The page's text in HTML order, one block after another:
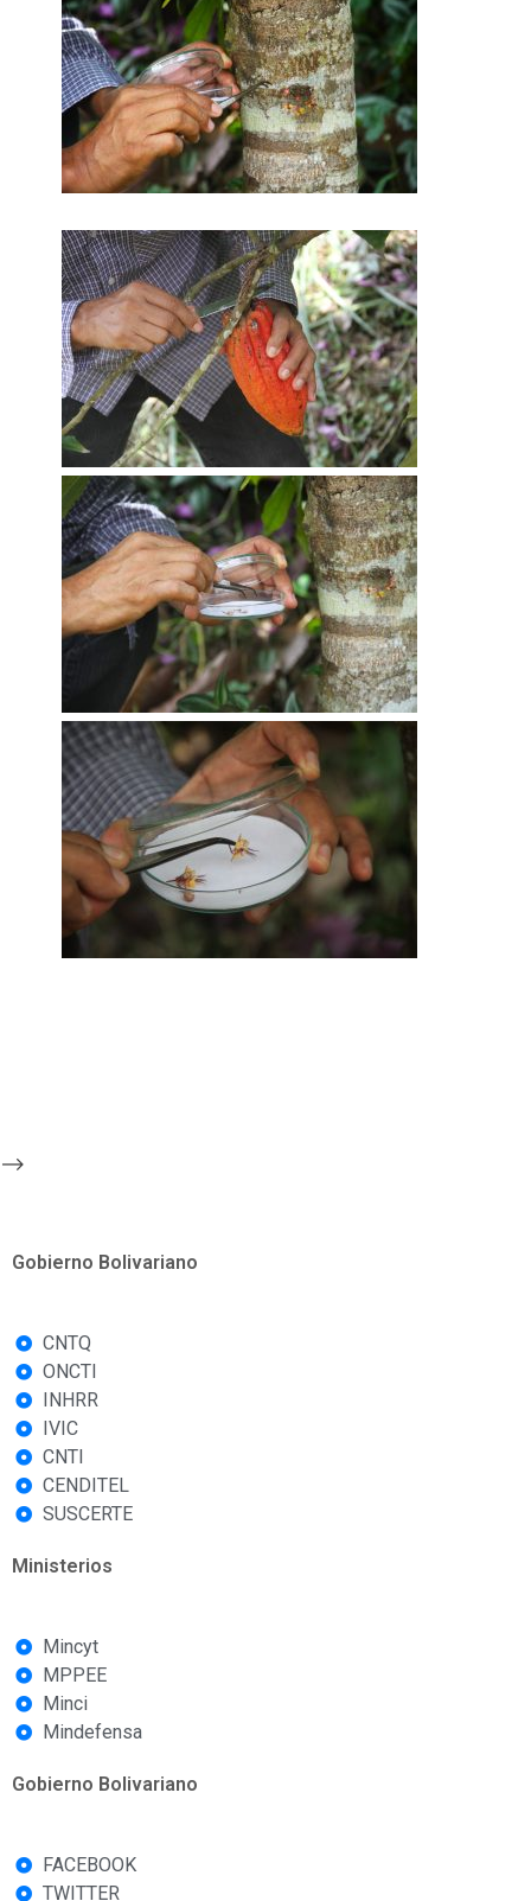
-->
Gobierno Bolivariano
CNTQ
ONCTI
INHRR
IVIC
CNTI
CENDITEL
SUSCERTE
Ministerios
Mincyt
MPPEE
Minci
Mindefensa
Gobierno Bolivariano
FACEBOOK
TWITTER